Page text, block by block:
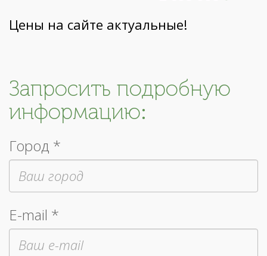
Цены на сайте актуальные!
Запросить подробную
информацию:
Город *
E-mail *